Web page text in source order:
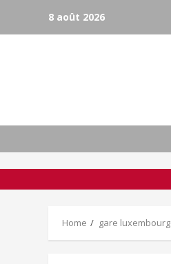
8 août 2026
Home gare luxembourg